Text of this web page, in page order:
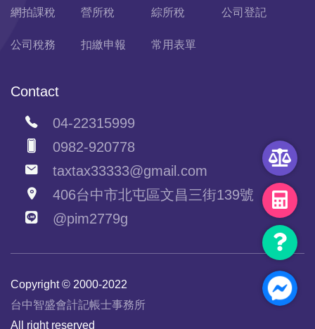
網拍課稅 營所稅 綜所稅 公司登記
公司稅務 扣繳申報 常用表單
Contact
04-22315999
0982-920778
taxtax33333@gmail.com
406台中市北屯區文昌三街139號
@pim2779g
Copyright © 2000-2022
台中智盛會計記帳士事務所
All right reserved